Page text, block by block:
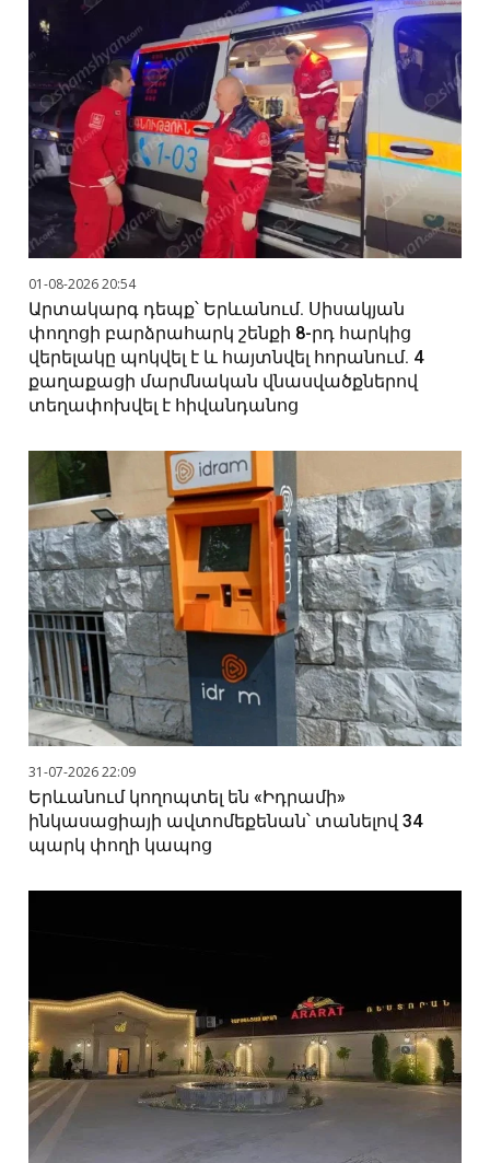
01-08-2026 20:54
Արտակարգ դեպք՝ Երևանում. Սիսակյան
փողոցի բարձրահարկ շենքի 8-րդ հարկից
վերելակը պոկվել է և հայտնվել հորանում. 4
քաղաքացի մարմնական վնասվածքներով
տեղափոխվել է հիվանդանոց
31-07-2026 22:09
Երևանում կողոպտել են «Իդրամի»
ինկասացիայի ավտոմեքենան՝ տանելով 34
պարկ փողի կապոց